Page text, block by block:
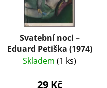
Svatební noci –
Eduard Petiška (1974)
Skladem (1 ks)
29 Kč